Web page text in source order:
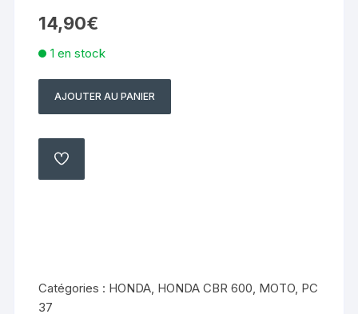
14,90€
1 en stock
quantité
platine
d'étrier
de
2003
AJOUTER AU PANIER
AJOUTER
Catégories : HONDA HONDA CBR 600 MOTO PC
37